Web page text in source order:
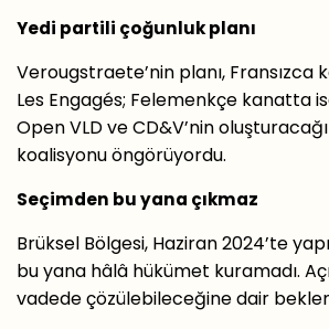
Yedi partili çoğunluk planı
Verougstraete’nin planı, Fransızca
Les Engagés; Felemenkçe kanatta
Open VLD ve CD&V’nin
koalisyonu öngörüyordu.
Seçimden bu yana çıkmaz
Brüksel Bölgesi, Haziran 2024’te
bu yana hâlâ hükümet kuramadı.
vadede çözülebileceğine dair